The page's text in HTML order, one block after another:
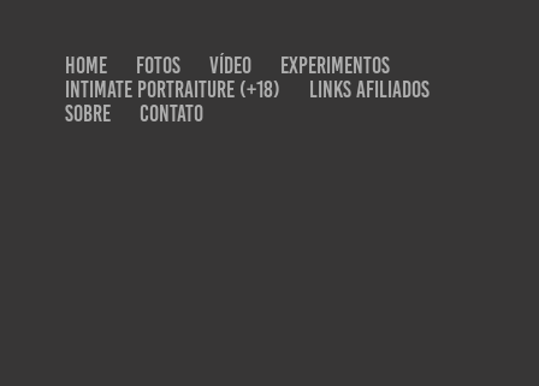
HOME FOTOS VÍDEO
EXPERIMENTOS
INTIMATE PORTRAITURE (+18)
LINKS AFILIADOS
SOBRE
CONTATO